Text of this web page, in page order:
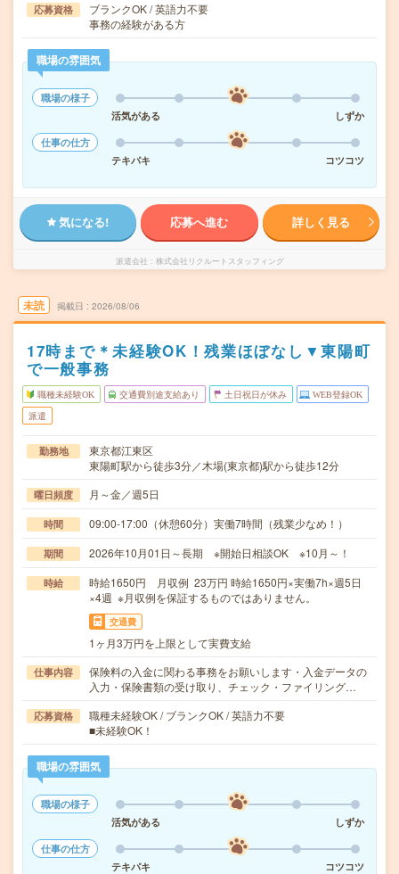
応募資格
ブランクOK / 英語力不要
事務の経験がある方
職場の雰囲気
職場の様子
活気がある
しずか
仕事の仕方
テキパキ
コツコツ
気になる! 応募へ進む 詳しく見る
派遣会社 株式会社リクルートスタッフィング
未読 掲載日 2026/08/06
17時まで＊未経験OK！残業ほぼなし▼東陽町
で一般事務
職種未経験OK 交通費別途支給あり 土日祝日が休み WEB登録OK
派遣
勤務地
東京都江東区
東陽町駅から徒歩3分／木場(東京都)駅から徒歩12分
曜日頻度 月～金／週5日
時間 09:00-17:00（休憩60分）実働7時間（残業少なめ！）
期間 2026年10月01日～長期 ※開始日相談OK ※10月～！
時給
時給1650円 月収例 23万円 時給1650円×実働7h×週5日
×4週 ※月収例を保証するものではありません。
交通費
1ヶ月3万円を上限として実費支給
仕事内容
保険料の入金に関わる事務をお願いします・入金データの
入力・保険書類の受け取り、チェック・ファイリング…
応募資格
職種未経験OK / ブランクOK / 英語力不要
■未経験OK！
職場の雰囲気
職場の様子
活気がある
しずか
仕事の仕方
テキパキ
コツコツ